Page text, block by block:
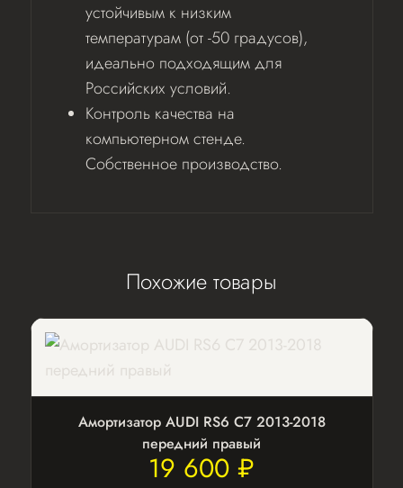
устойчивым к низким
температурам (от -50 градусов),
идеально подходящим для
Российских условий.
Контроль качества на
компьютерном стенде.
Собственное производство.
Похожие товары
Амортизатор AUDI RS6 С7 2013-2018
передний правый
19 600 ₽